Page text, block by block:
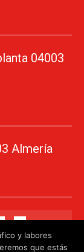
04003
Almería
y labores
que estás